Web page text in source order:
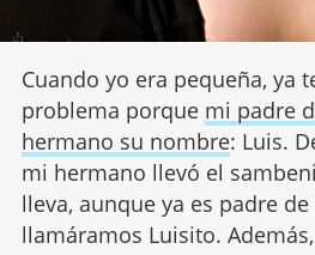
Cuando yo era pequeña, ya
problema porque mi padre
hermano su nombre: Luis.
mi hermano llevó el
lleva, aunque ya es padre
llamáramos Luisito.